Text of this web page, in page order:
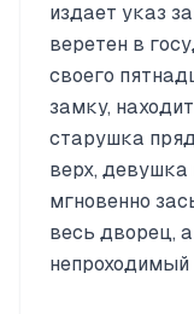
издает указ
веретен в
своего
замку,
старушка
верх, девушка
мгновенно
весь дворец,
непроходимый